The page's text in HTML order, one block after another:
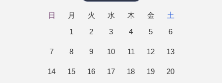
日 月 火 水 木 金
土
1
2 3 4 5 6
7 8 9 10 11 12 13
14 15 16 17 18 19 20